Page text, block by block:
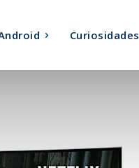
Curiosidades